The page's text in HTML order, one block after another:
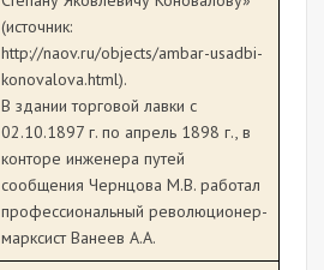
(источник:
http://naov.ru/objects/ambar-usadbi-
konovalova.html).
В здании торговой лавки с
02.10.1897 г. по апрель 1898 г., в
конторе инженера путей
сообщения Чернцова М.В. работал
профессиональный революционер-
марксист Ванеев А.А.